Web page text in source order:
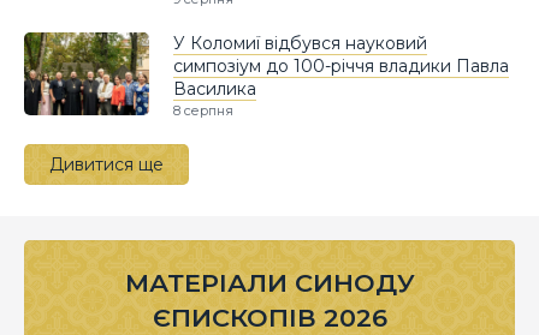
У Коломиї відбувся науковий
симпозіум до 100-річчя владики Павла
Василика
8 серпня
Дивитися ще
МАТЕРІАЛИ СИНОДУ
ЄПИСКОПІВ 2026